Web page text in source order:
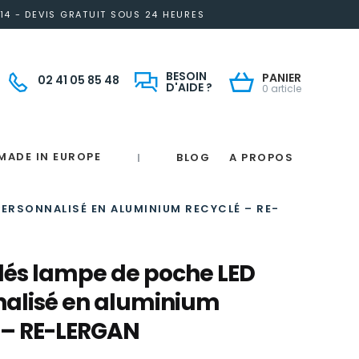
- DEVIS GRATUIT SOUS 24 HEURES
02 41 05 85 48 BESOIN
D'AIDE ?
PANIER
0 article
IN EUROPE | BLOG A PROPOS
EN ALUMINIUM RECYCLÉ – RE-
lampe de poche LED
en aluminium
RE-LERGAN